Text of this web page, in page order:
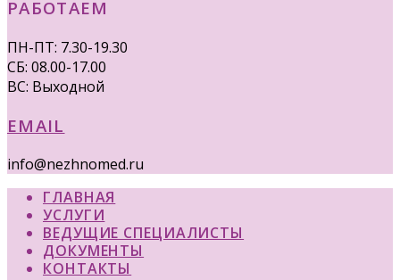
РАБОТАЕМ
ПН-ПТ: 7.30-19.30
СБ: 08.00-17.00
ВС: Выходной
EMAIL
info@nezhnomed.ru
ГЛАВНАЯ
УСЛУГИ
ВЕДУЩИЕ СПЕЦИАЛИСТЫ
ДОКУМЕНТЫ
КОНТАКТЫ